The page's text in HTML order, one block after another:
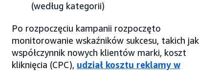
(według kategorii)
Po rozpoczęciu kampanii rozpoczęto
monitorowanie wskaźników sukcesu, takich jak
współczynnik nowych klientów marki, koszt
kliknięcia (CPC), udział kosztu reklamy w